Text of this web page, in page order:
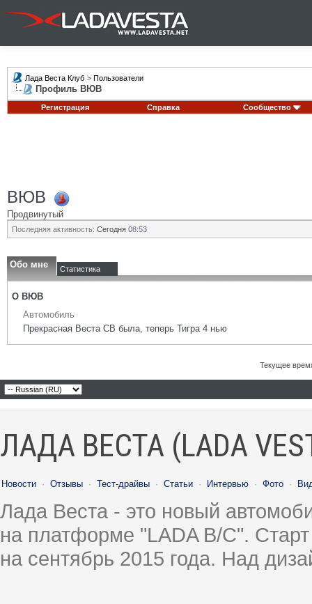
Лада Веста Клуб > Пользователи
Профиль ВЮВ
Регистрация Справка Сообщество
ВЮВ
Продвинутый
Последняя активность: Сегодня 08:53
Обо мне Статистика
О ВЮВ
Автомобиль
Прекрасная Веста СВ была, теперь Тигра 4 нью
Текущее
ЛАДА ВЕСТА (LADA
Новости · Отзывы · Тест-драйвы · Статьи · Интервью · Фото ·
Лада Веста - это новый
на платформе "LADA B/C".
на сентябрь 2015 года. Над